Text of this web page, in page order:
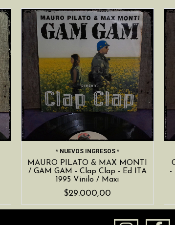
* NUEVOS INGRESOS *
MAURO PILATO & MAX MONTI
/ GAM GAM - Clap Clap - Ed ITA
1995 Vinilo / Maxi
$29.000,00
-